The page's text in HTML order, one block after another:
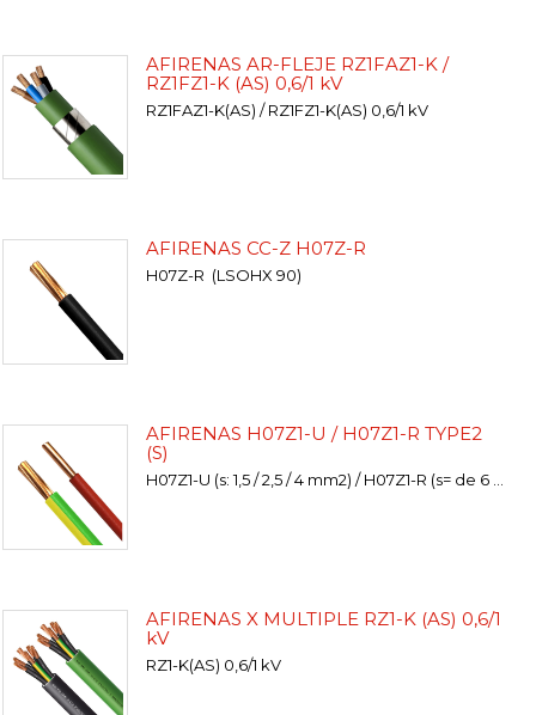
AFIRENAS AR-FLEJE RZ1FAZ1-K /
RZ1FZ1-K (AS) 0,6/1 kV
RZ1FAZ1-K(AS) / RZ1FZ1-K(AS) 0,6/1 kV
AFIRENAS CC-Z H07Z-R
H07Z-R (LSOHX 90)
AFIRENAS H07Z1-U / H07Z1-R TYPE2
(S)
AFIRENAS X MULTIPLE RZ1-K (AS) 0,6/1
kV
RZ1-K(AS) 0,6/1 kV